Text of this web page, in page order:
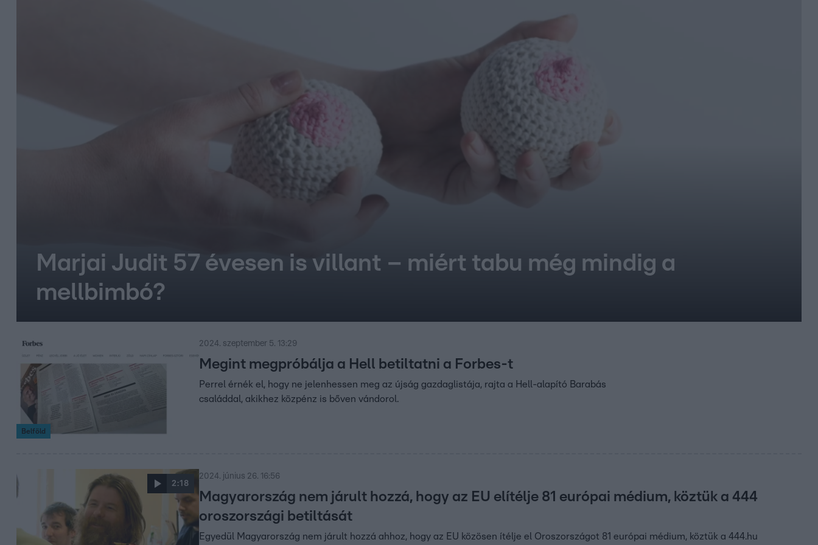
Marjai Judit 57 évesen is villant – miért tabu még mindig a
mellbimbó?
Belföld
2024. szeptember 5. 13:29
Megint megpróbálja a Hell betiltatni a Forbes-t
Perrel érnék el, hogy ne jelenhessen meg az újság gazdaglistája, rajta a Hell-alapító Barabás
családdal, akikhez közpénz is bőven vándorol.
2:18
2024. június 26. 16:56
Magyarország nem járult hozzá, hogy az EU elítélje 81 európai médium, köztük a 444
oroszországi betiltását
Egyedül Magyarország nem járult hozzá ahhoz, hogy az EU közösen ítélje el Oroszországot 81 európai médium, köztük a 444.hu